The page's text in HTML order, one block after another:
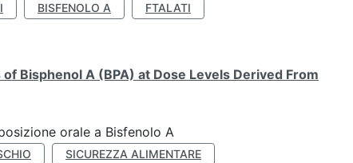
BISFENOLO A
FTALATI
Bisphenol A (BPA) at Dose Levels Derived From
orale a Bisfenolo A
SICUREZZA ALIMENTARE